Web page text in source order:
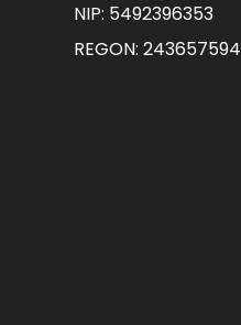
NIP: 5492396353
REGON: 243657594